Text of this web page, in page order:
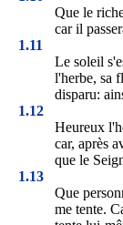
Que le
car il
1.11
Le soleil
l'herbe, sa
disparu:
1.12
Heureux
car, après
que le
1.13
Que
me tente.